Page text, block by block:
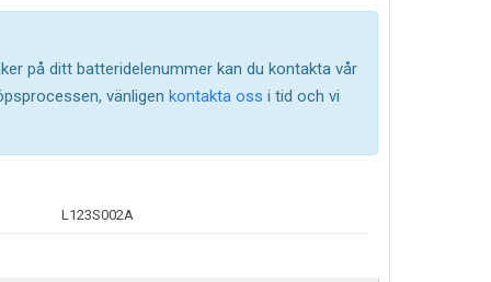
på ditt batteridelenummer kan du kontakta vår
vänligen kontakta oss i tid och vi
L123S002A